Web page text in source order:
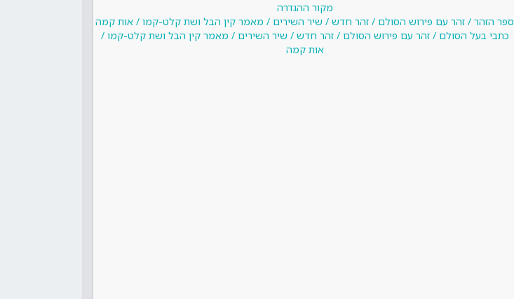
מקור ההגדרה
ספר הזהר / זהר עם פירוש הסולם / זהר חדש / שיר השירים / מאמר קין הבל ושת קלט-קמו / אות קמה
כתבי בעל הסולם / זהר עם פירוש הסולם / זהר חדש / שיר השירים / מאמר קין הבל ושת קלט-קמו /
אות קמה